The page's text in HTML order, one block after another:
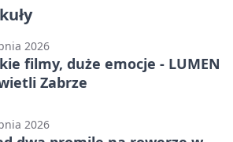
2026
filmy, duże emocje - LUMEN
Zabrze
2026